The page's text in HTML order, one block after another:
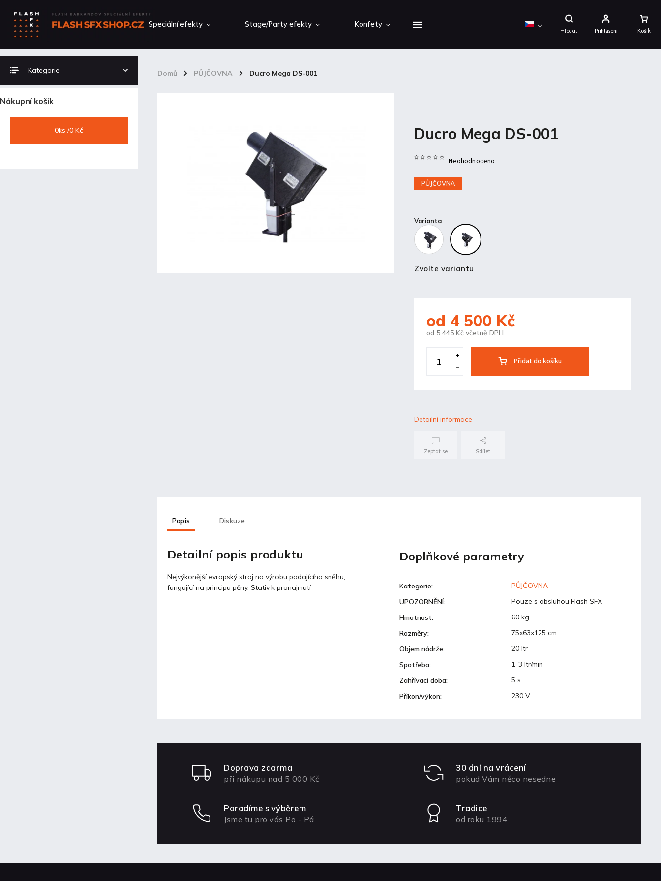
Hledat
Nákupní
Košík
Přihlášení
Speciální efekty Stage/Party efekty Konfety
Domů / PŮJČOVNA / Ducro Mega DS-001
Kategorie
Nákupní košík
0ks /0 Kč Ducro Mega DS-001
PŮJČOVNA
Neohodnoceno
Varianta
Zvolte variantu
od 4 500 Kč
od 5 445 Kč včetně DPH
Přidat do košíku
Detailní informace
Zeptat se Sdílet
Popis Diskuze
Detailní popis produktu
Nejvýkonější evropský stroj na výrobu padajícího sněhu,
fungující na principu pěny. Stativ k pronajmutí
Doplňkové parametry
Kategorie:
PŮJČOVNA
UPOZORNĚNÍ:
Pouze s obsluhou Flash SFX
Hmotnost:
60 kg
Rozměry:
75x63x125 cm
Objem nádrže:
20 ltr
Spotřeba:
1-3 ltr/min
Zahřívací doba:
5 s
Příkon/výkon: 230 V
Doprava zdarma
při nákupu nad 5 000 Kč
30 dní na vrácení
pokud Vám něco nesedne
Poradíme s výběrem
Jsme tu pro vás Po - Pá
Tradice
od roku 1994